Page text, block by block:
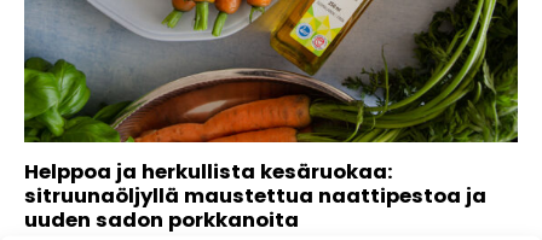
Helppoa ja herkullista kesäruokaa:
sitruunaöljyllä maustettua naattipestoa ja
uuden sadon porkkanoita